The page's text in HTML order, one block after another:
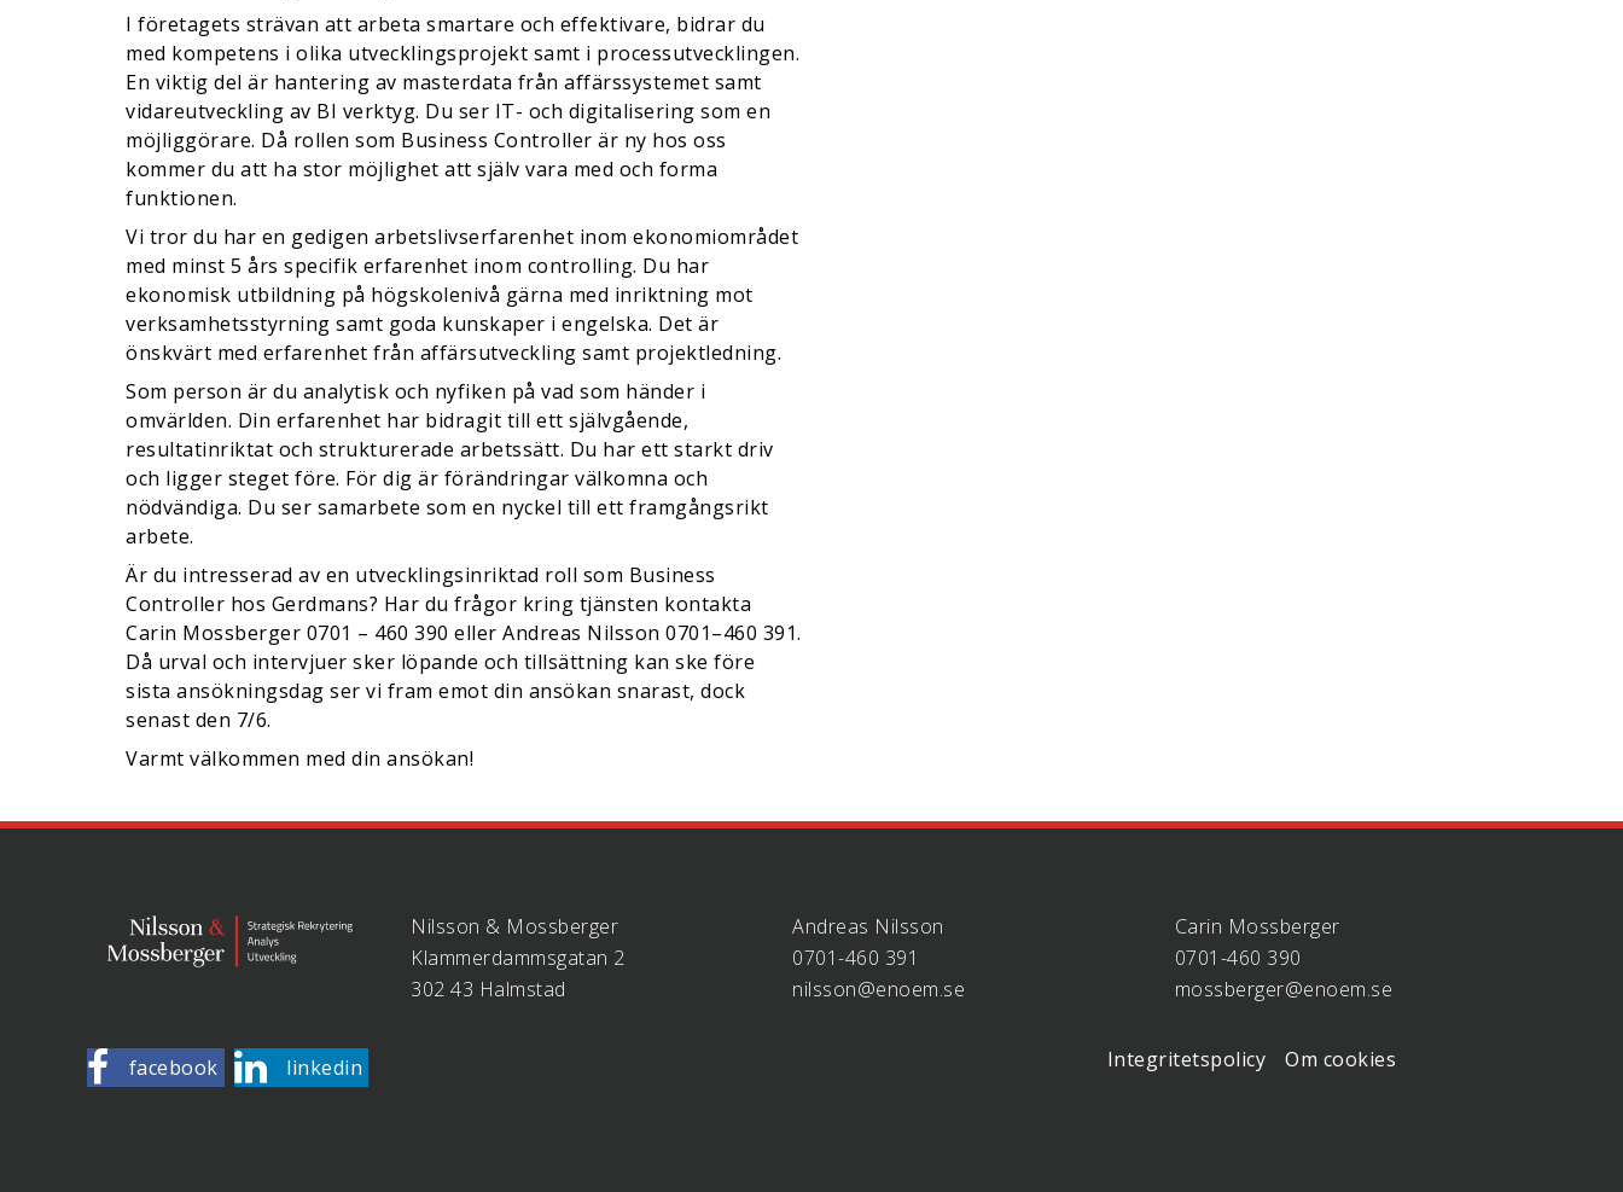
I företagets strävan att arbeta smartare och effektivare, bidrar du
med kompetens i olika utvecklingsprojekt samt i processutvecklingen.
En viktig del är hantering av masterdata från affärssystemet samt
vidareutveckling av BI verktyg. Du ser IT- och digitalisering som en
möjliggörare. Då rollen som Business Controller är ny hos oss
kommer du att ha stor möjlighet att själv vara med och forma
funktionen.
Vi tror du har en gedigen arbetslivserfarenhet inom ekonomiområdet
med minst 5 års specifik erfarenhet inom controlling. Du har
ekonomisk utbildning på högskolenivå gärna med inriktning mot
verksamhetsstyrning samt goda kunskaper i engelska. Det är
önskvärt med erfarenhet från affärsutveckling samt projektledning.
Som person är du analytisk och nyfiken på vad som händer i
omvärlden. Din erfarenhet har bidragit till ett självgående,
resultatinriktat och strukturerade arbetssätt. Du har ett starkt driv
och ligger steget före. För dig är förändringar välkomna och
nödvändiga. Du ser samarbete som en nyckel till ett framgångsrikt
arbete.
Är du intresserad av en utvecklingsinriktad roll som Business
Controller hos Gerdmans? Har du frågor kring tjänsten kontakta
Carin Mossberger 0701 – 460 390 eller Andreas Nilsson 0701–460 391.
Då urval och intervjuer sker löpande och tillsättning kan ske före
sista ansökningsdag ser vi fram emot din ansökan snarast, dock
senast den 7/6.
Varmt välkommen med din ansökan!
Nilsson & Mossberger
Klammerdammsgatan 2
302 43 Halmstad
Andreas Nilsson
0701-460 391
nilsson@enoem.se
Carin Mossberger
0701-460 390
mossberger@enoem.se
facebook linkedin Integritetspolicy Om cookies